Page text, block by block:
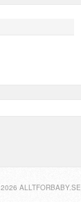
ALLTFORBABY.SE